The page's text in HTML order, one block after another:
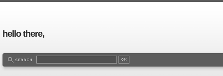
hello there,